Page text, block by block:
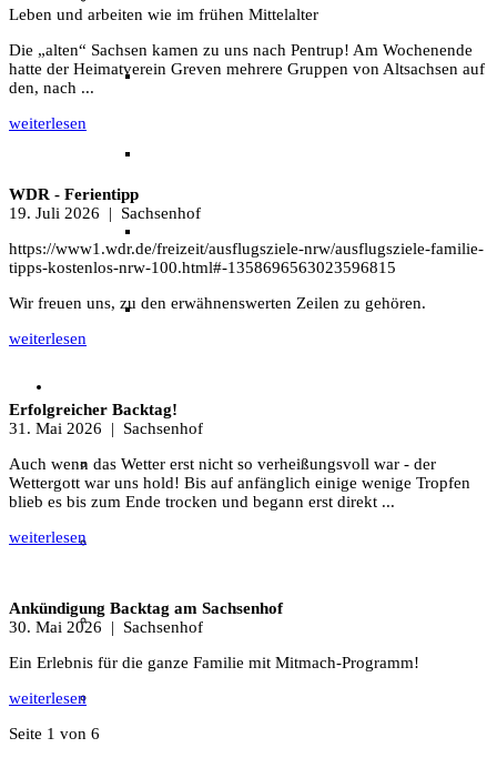
Geschichtliche der Sachsen
Flora & Fauna
Veranstaltungen & Ausflüge
EFI-Filmabende
Leben und arbeiten wie im frühen Mittelalter
Die „alten“ Sachsen kamen zu uns nach Pentrup! Am Wochenende
hatte der Heimatverein Greven mehrere Gruppen von Altsachsen auf
den, nach ...
weiterlesen
WDR - Ferientipp
19. Juli 2026 | Sachsenhof
https://www1.wdr.de/freizeit/ausflugsziele-nrw/ausflugsziele-familie-
tipps-kostenlos-nrw-100.html#-1358696563023596815
Wir freuen uns, zu den erwähnenswerten Zeilen zu gehören.
weiterlesen
Erfolgreicher Backtag!
31. Mai 2026 | Sachsenhof
Auch wenn das Wetter erst nicht so verheißungsvoll war - der
Wettergott war uns hold! Bis auf anfänglich einige wenige Tropfen
blieb es bis zum Ende trocken und begann erst direkt ...
weiterlesen
Ankündigung Backtag am Sachsenhof
30. Mai 2026 | Sachsenhof
Ein Erlebnis für die ganze Familie mit Mitmach-Programm!
weiterlesen
Seite 1 von 6